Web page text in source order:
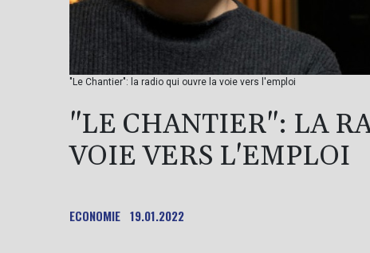
"Le Chantier": la radio qui ouvre la voie vers l'emploi
"LE CHANTIER": LA
VOIE VERS L'EMPLOI
ECONOMIE 19.01.2022